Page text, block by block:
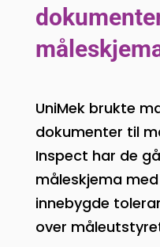
UniMek brukte
dokumenter til
Inspect har de
måleskjema
innebygde
over